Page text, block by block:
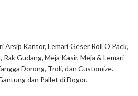
Arsip Kantor, Lemari Geser Roll O Pack,
Gudang, Meja Kasir, Meja & Lemari
Dorong, Troli, dan Customize.
dan Pallet di Bogor.